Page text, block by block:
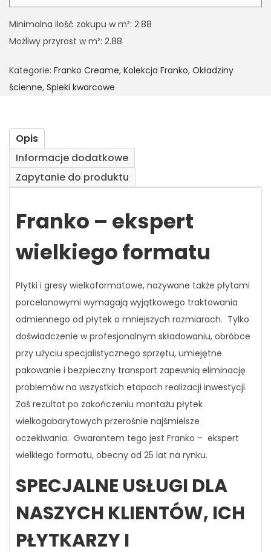
Minimalna ilość zakupu w m²: 2.88
Możliwy przyrost w m²: 2.88
Kategorie: Franko Creame, Kolekcja Franko, Okładziny
ścienne, Spieki kwarcowe
Opis
Informacje dodatkowe
Zapytanie do produktu
Franko – ekspert
wielkiego formatu
Płytki i gresy wielkoformatowe, nazywane także płytami
porcelanowymi wymagają wyjątkowego traktowania
odmiennego od płytek o mniejszych rozmiarach. Tylko
doświadczenie w profesjonalnym składowaniu, obróbce
przy użyciu specjalistycznego sprzętu, umiejętne
pakowanie i bezpieczny transport zapewnią eliminację
problemów na wszystkich etapach realizacji inwestycji.
Zaś rezultat po zakończeniu montażu płytek
wielkogabarytowych przerośnie najśmielsze
oczekiwania. Gwarantem tego jest Franko – ekspert
wielkiego formatu, obecny od 25 lat na rynku.
SPECJALNE USŁUGI DLA
NASZYCH KLIENTÓW, ICH
PŁYTKARZY I